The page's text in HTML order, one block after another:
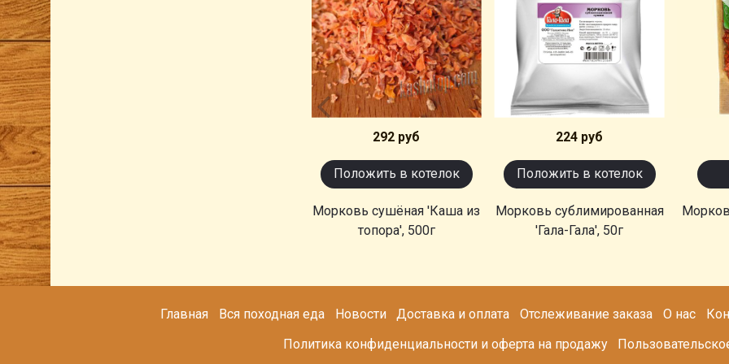
292 руб
Положить в котелок
Морковь сушёная 'Каша из
топора', 500г
224 руб
Положить в котелок
Морковь сублимированная
'Гала-Гала', 50г
Главная Вся походная еда Новости Доставка и оплата Отслеживание заказа О нас
Политика конфиденциальности и оферта на продажу